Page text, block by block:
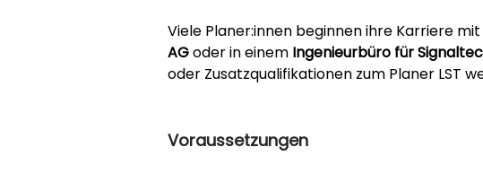
Viele Planer:innen beginnen ihre Karriere
AG oder in einem Ingenieurbüro für
oder Zusatzqualifikationen zum Planer LST
Voraussetzungen